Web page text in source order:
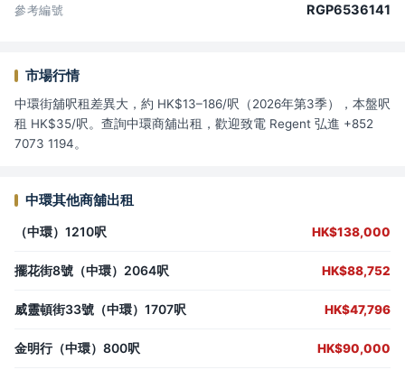
參考編號 RGP6536141
市場行情
中環街舖呎租差異大，約 HK$13–186/呎（2026年第3季），本盤呎
租 HK$35/呎。查詢中環商舖出租，歡迎致電 Regent 弘進 +852
7073 1194。
中環其他商舖出租
（中環）1210呎 HK$138,000
擺花街8號（中環）2064呎 HK$88,752
威靈頓街33號（中環）1707呎 HK$47,796
金明行（中環）800呎 HK$90,000